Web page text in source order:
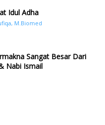
Idul Adha
M.Biomed
Sangat Besar Dari
Nabi Ismail